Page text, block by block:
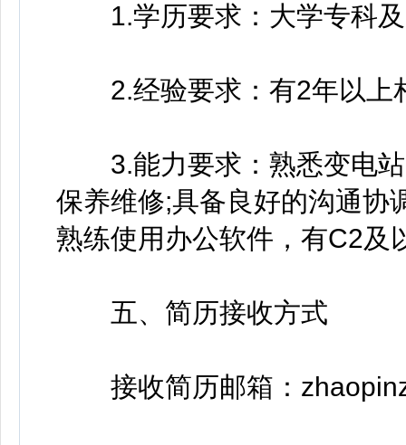
1.学历要求：大学专科及
2.经验要求：有2年以上
3.能力要求：熟悉变电站
保养维修;具备良好的沟通协
熟练使用办公软件，有C2及
五、简历接收方式
接收简历邮箱：